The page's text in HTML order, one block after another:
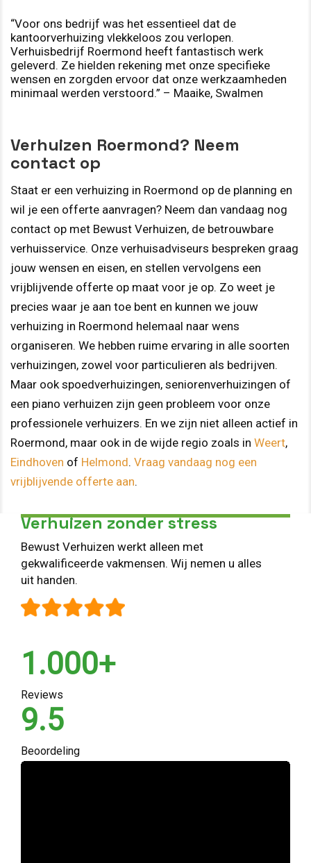
“Voor ons bedrijf was het essentieel dat de
kantoorverhuizing vlekkeloos zou verlopen.
Verhuisbedrijf Roermond heeft fantastisch werk
geleverd. Ze hielden rekening met onze specifieke
wensen en zorgden ervoor dat onze werkzaamheden
minimaal werden verstoord.” – Maaike, Swalmen
Verhuizen Roermond? Neem
contact op
Staat er een verhuizing in Roermond op de planning en
wil je een offerte aanvragen? Neem dan vandaag nog
contact op met Bewust Verhuizen, de betrouwbare
verhuisservice. Onze verhuisadviseurs bespreken graag
jouw wensen en eisen, en stellen vervolgens een
vrijblijvende offerte op maat voor je op. Zo weet je
precies waar je aan toe bent en kunnen we jouw
verhuizing in Roermond helemaal naar wens
organiseren. We hebben ruime ervaring in alle soorten
verhuizingen, zowel voor particulieren als bedrijven.
Maar ook spoedverhuizingen, seniorenverhuizingen of
een piano verhuizen zijn geen probleem voor onze
professionele verhuizers. En we zijn niet alleen actief in
Roermond, maar ook in de wijde regio zoals in Weert,
Eindhoven of Helmond. Vraag vandaag nog een
vrijblijvende offerte aan.
Verhuizen zonder stress
Bewust Verhuizen werkt alleen met
gekwalificeerde vakmensen. Wij nemen u alles
uit handen.
1.000+
Reviews
9.5
Beoordeling